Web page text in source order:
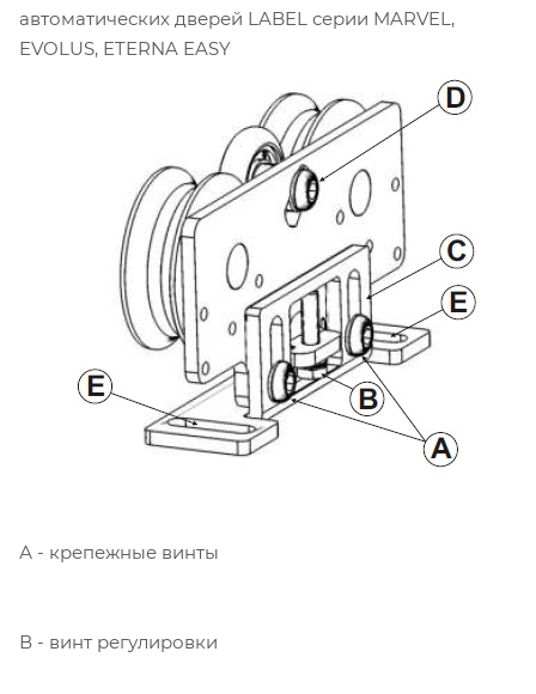
автоматических дверей LABEL серии MARVEL,
EVOLUS, ETERNA EASY
А - крепежные винты
В - винт регулировки